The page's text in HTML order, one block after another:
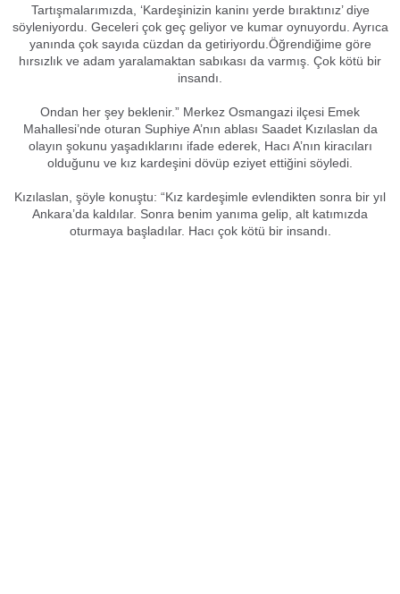
Tartışmalarımızda, ‘Kardeşinizin kaninı yerde bıraktınız’ diye
söyleniyordu. Geceleri çok geç geliyor ve kumar oynuyordu. Ayrıca
yanında çok sayıda cüzdan da getiriyordu.Öğrendiğime göre
hırsızlık ve adam yaralamaktan sabıkası da varmış. Çok kötü bir
insandı.
Ondan her şey beklenir.” Merkez Osmangazi ilçesi Emek
Mahallesi’nde oturan Suphiye A’nın ablası Saadet Kızılaslan da
olayın şokunu yaşadıklarını ifade ederek, Hacı A’nın kiracıları
olduğunu ve kız kardeşini dövüp eziyet ettiğini söyledi.
Kızılaslan, şöyle konuştu: “Kız kardeşimle evlendikten sonra bir yıl
Ankara’da kaldılar. Sonra benim yanıma gelip, alt katımızda
oturmaya başladılar. Hacı çok kötü bir insandı.